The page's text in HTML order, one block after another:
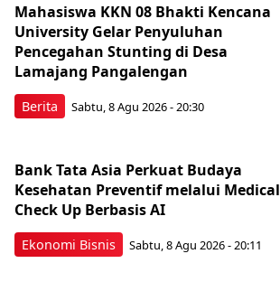
Berita
Mahasiswa KKN 08 Bhakti Kencana
University Gelar Penyuluhan
Pencegahan Stunting di Desa
Lamajang Pangalengan
Sabtu, 8 Agu 2026 - 20:30
Ekonomi Bisnis
Bank Tata Asia Perkuat Budaya
Kesehatan Preventif melalui Medical
Check Up Berbasis AI
Sabtu, 8 Agu 2026 - 20:11